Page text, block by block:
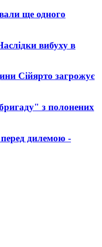
ще одного
вибуху в
Сійярто загрожує
з полонених
дилемою -